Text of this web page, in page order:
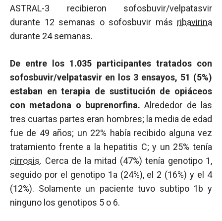
ASTRAL-3 recibieron sofosbuvir/velpatasvir
durante 12 semanas o sofosbuvir más ribavirina
durante 24 semanas.
De entre los 1.035 participantes tratados con
sofosbuvir/velpatasvir en los 3 ensayos, 51 (5%)
estaban en terapia de sustitución de opiáceos
con metadona o buprenorfina. Alrededor de las
tres cuartas partes eran hombres; la media de edad
fue de 49 años; un 22% había recibido alguna vez
tratamiento frente a la hepatitis C; y un 25% tenía
cirrosis. Cerca de la mitad (47%) tenía genotipo 1,
seguido por el genotipo 1a (24%), el 2 (16%) y el 4
(12%). Solamente un paciente tuvo subtipo 1b y
ninguno los genotipos 5 o 6.